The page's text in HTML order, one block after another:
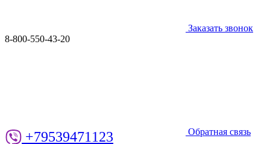
Заказать звонок
8-800-550-43-20
Обратная связь
+79539471123